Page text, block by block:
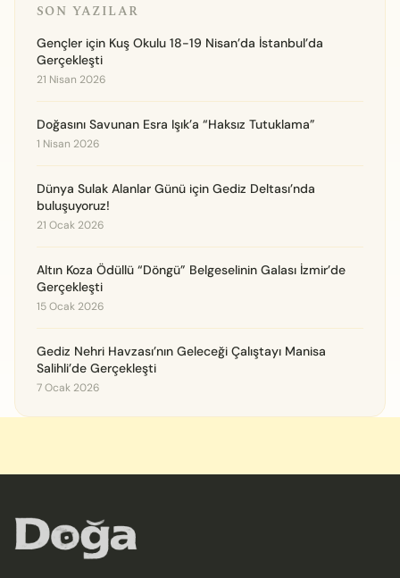
SON YAZILAR
Gençler için Kuş Okulu 18-19 Nisan’da İstanbul’da
Gerçekleşti
21 Nisan 2026
Doğasını Savunan Esra Işık’a “Haksız Tutuklama”
1 Nisan 2026
Dünya Sulak Alanlar Günü için Gediz Deltası’nda
buluşuyoruz!
21 Ocak 2026
Altın Koza Ödüllü “Döngü” Belgeselinin Galası İzmir’de
Gerçekleşti
15 Ocak 2026
Gediz Nehri Havzası’nın Geleceği Çalıştayı Manisa
Salihli’de Gerçekleşti
7 Ocak 2026